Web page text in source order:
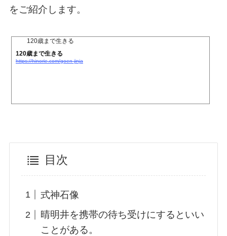
をご紹介します。
120歳まで生きる
120歳まで生きる
https://hinorie.com/goen-jinja
目次
式神石像
晴明井を携帯の待ち受けにするといい
ことがある。